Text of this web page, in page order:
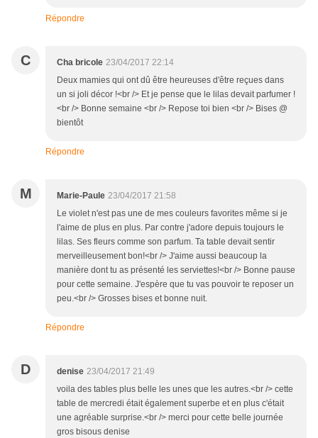
Répondre
C Cha bricole 23/04/2017 22:14
Deux mamies qui ont dû être heureuses d'être reçues dans
un si joli décor !<br /> Et je pense que le lilas devait parfumer !
<br /> Bonne semaine <br /> Repose toi bien <br /> Bises @
bientôt
Répondre
M Marie-Paule 23/04/2017 21:58
Le violet n'est pas une de mes couleurs favorites même si je
l'aime de plus en plus. Par contre j'adore depuis toujours le
lilas. Ses fleurs comme son parfum. Ta table devait sentir
merveilleusement bon!<br /> J'aime aussi beaucoup la
manière dont tu as présenté les serviettes!<br /> Bonne pause
pour cette semaine. J'espère que tu vas pouvoir te reposer un
peu.<br /> Grosses bises et bonne nuit.
Répondre
D denise 23/04/2017 21:49
voila des tables plus belle les unes que les autres.<br /> cette
table de mercredi était également superbe et en plus c'était
une agréable surprise.<br /> merci pour cette belle journée
gros bisous denise